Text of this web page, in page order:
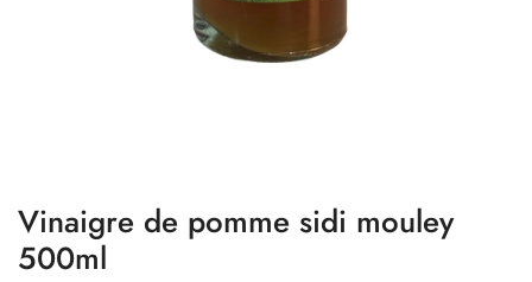
Vinaigre de pomme sidi mouley
500ml